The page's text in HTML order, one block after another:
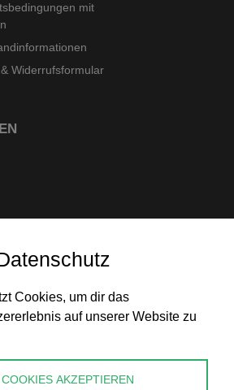
mit
Widerrufsformular
Cookies, um dir das
auf unserer Website zu
AKZEPTIEREN